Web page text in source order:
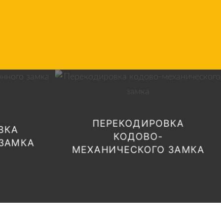
ПЕРЕКОДИРОВКА
КОДОВО-
МЕХАНИЧЕСКОГО ЗАМКА
УСТАНОВКА НОВОЙ
КОМБИНАЦИИ
ПОЗВОНИТЬ